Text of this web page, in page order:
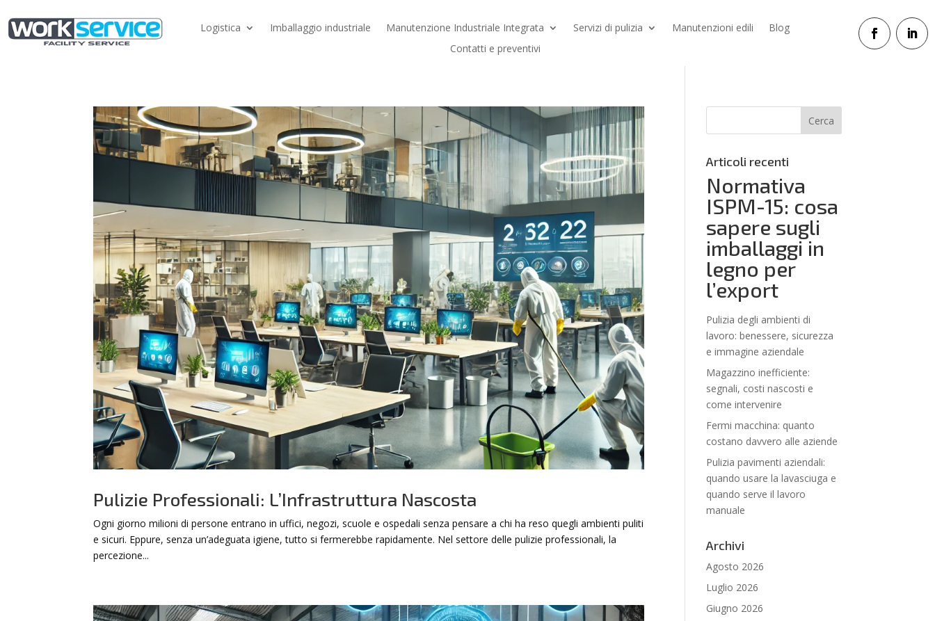
Logistica Imballaggio industriale Manutenzione Industriale Integrata Servizi di pulizia Manutenzioni edili
Blog
Contatti e preventivi
Pulizie Professionali: L’Infrastruttura Nascosta
Ogni giorno milioni di persone entrano in uffici, negozi, scuole e ospedali senza pensare a chi ha reso quegli ambienti puliti
e sicuri. Eppure, senza un’adeguata igiene, tutto si fermerebbe rapidamente. Nel settore delle pulizie professionali, la
percezione...
Articoli recenti
Normativa
ISPM-15: cosa
sapere sugli
imballaggi in
legno per
l’export
Pulizia degli ambienti di
lavoro: benessere, sicurezza
e immagine aziendale
Magazzino inefficiente:
segnali, costi nascosti e
come intervenire
Fermi macchina: quanto
costano davvero alle aziende
Pulizia pavimenti aziendali:
quando usare la lavasciuga e
quando serve il lavoro
manuale
Archivi
Agosto 2026
Luglio 2026
Giugno 2026